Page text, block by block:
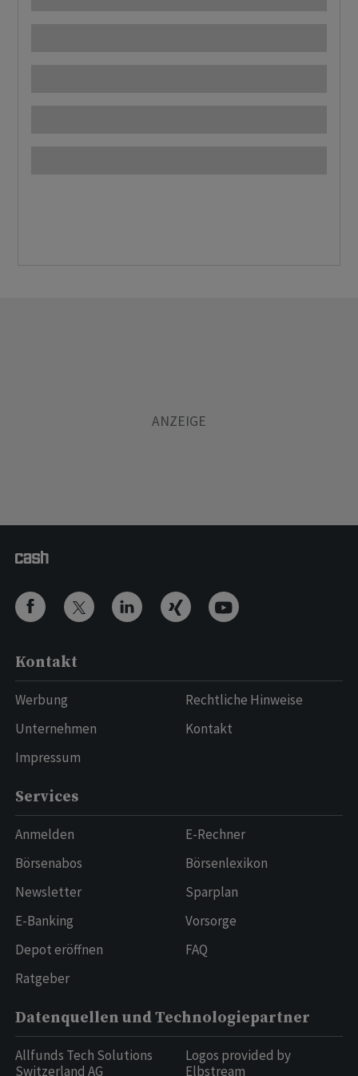
Kontakt
Werbung
Unternehmen
Impressum
Rechtliche Hinweise
Kontakt
Services
Anmelden
Börsenabos
Newsletter
E-Banking
Depot eröffnen
Ratgeber
E-Rechner
Börsenlexikon
Sparplan
Vorsorge
FAQ
Datenquellen und Technologiepartner
Allfunds Tech Solutions
Switzerland AG
Logos provided by
Elbstream